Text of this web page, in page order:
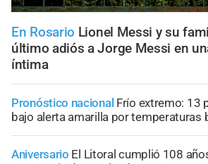
En Rosario Lionel Messi y su
último adiós a Jorge Messi en
íntima
Pronóstico nacional Frío extremo: 13
bajo alerta amarilla por temperaturas
Aniversario El Litoral cumplió 108